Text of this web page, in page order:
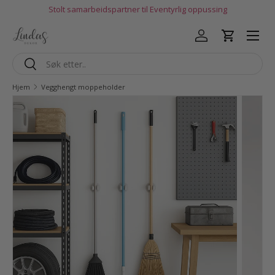
Hopp til innholdStolt samarbeidspartner til Eventyrlig oppussing
SøkSøk
Logg innHandlekurv
Hjem Vegghengt moppeholder
Gå til produktinfo